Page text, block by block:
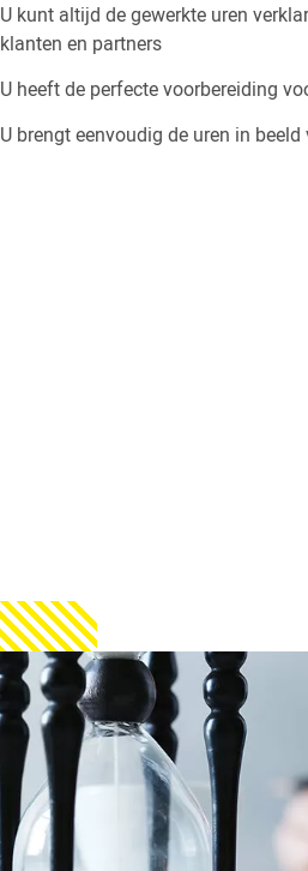
U kunt altijd de gewerkte uren
klanten en partners
U heeft de perfecte voorbereiding
U brengt eenvoudig de uren in